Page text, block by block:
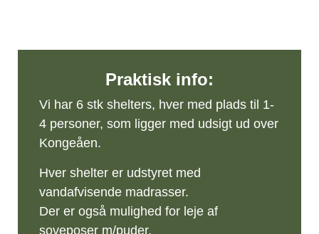
Praktisk info:
Vi har 6 stk shelters, hver med plads til 1-
4 personer, som ligger med udsigt ud over
Kongeåen.
Hver shelter er udstyret med
vandafvisende madrasser.
Der er også mulighed for leje af
soveposer m/puder.